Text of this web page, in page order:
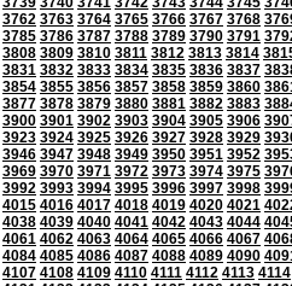
3762 3763 3764 3765 3766 3767 3768
3785 3786 3787 3788 3789 3790 3791
3808 3809 3810 3811 3812 3813 3814
3831 3832 3833 3834 3835 3836 3837
3854 3855 3856 3857 3858 3859 3860
3877 3878 3879 3880 3881 3882 3883
3900 3901 3902 3903 3904 3905 3906
3923 3924 3925 3926 3927 3928 3929
3946 3947 3948 3949 3950 3951 3952
3969 3970 3971 3972 3973 3974 3975
3992 3993 3994 3995 3996 3997 3998
4015 4016 4017 4018 4019 4020 4021
4038 4039 4040 4041 4042 4043 4044
4061 4062 4063 4064 4065 4066 4067
4084 4085 4086 4087 4088 4089 4090
4107 4108 4109 4110 4111 4112 4113 4114